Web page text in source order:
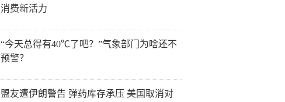
消费新活力
“今天总得有40℃了吧？”气象部门为啥还不
预警？
盟友遭伊朗警告 弹药库存承压 美国取消对